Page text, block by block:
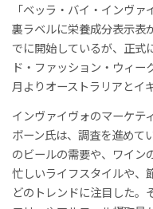
「ベッラ・バイ・インヴァ
裏ラベルに栄養成分表示表
でに開始しているが、正式
ド・ファッション・ウィ
月よりオーストラリアとイ
インヴァイヴォのマーケテ
ボーン氏は、調査を進めて
のビールの需要や、ワイン
忙しいライフスタイルや、
どのトレンドに注目した。